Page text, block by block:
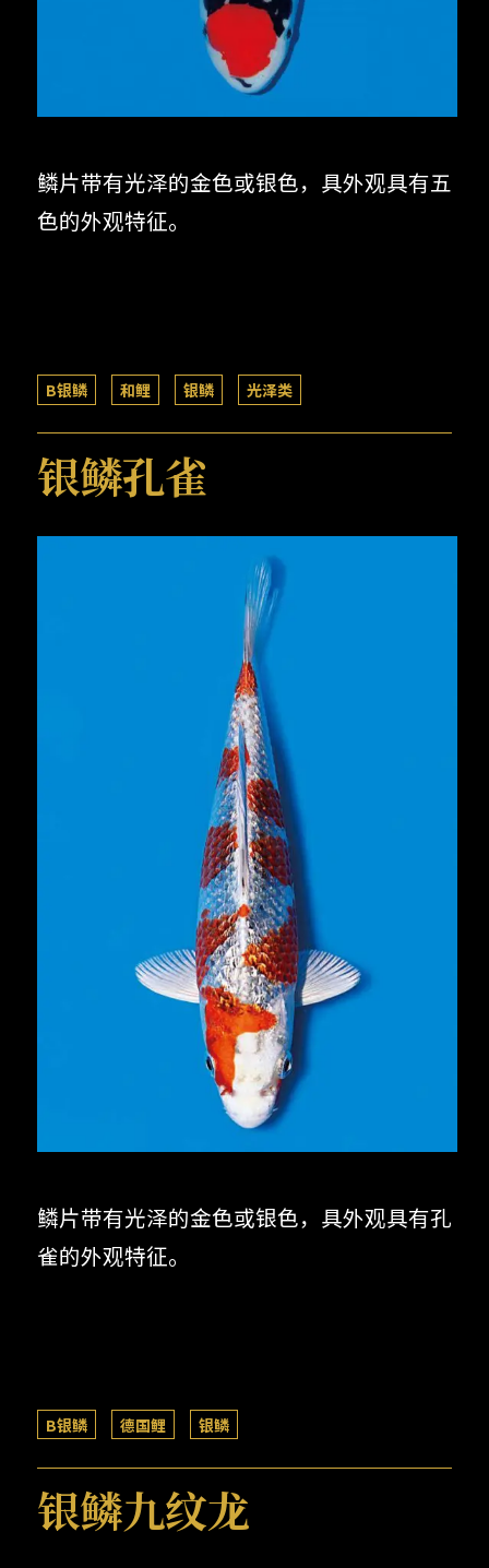
鳞片带有光泽的金色或银色，具外观具有五
色的外观特征。
B银鳞 和鲤 银鳞 光泽类
银鳞孔雀
鳞片带有光泽的金色或银色，具外观具有孔
雀的外观特征。
B银鳞 德国鲤 银鳞
银鳞九纹龙